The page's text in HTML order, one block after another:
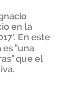
en la
En este
"una
que el